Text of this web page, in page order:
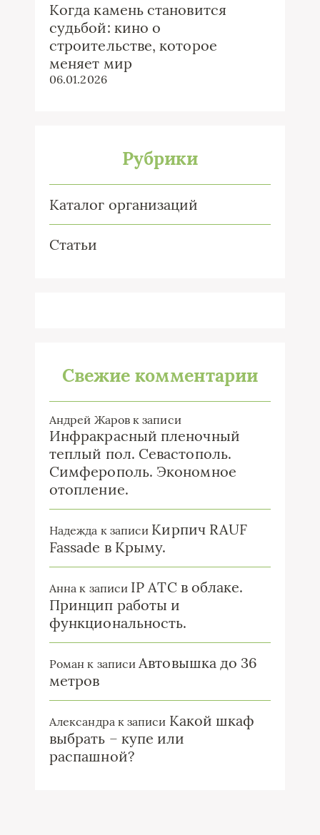
Когда камень становится
судьбой: кино о
строительстве, которое
меняет мир
06.01.2026
Рубрики
Каталог организаций
Статьи
Свежие комментарии
Андрей Жаровк записи
Инфракрасный пленочный
теплый пол. Севастополь.
Симферополь. Экономное
отопление.
Надежда к записи Кирпич RAUF
Fassade в Крыму.
Анна к записи IP ATC в облаке.
Принцип работы и
функциональность.
Роман к записиАвтовышка до 36
метров
Александрак записи Какой шкаф
выбрать – купе или
распашной?